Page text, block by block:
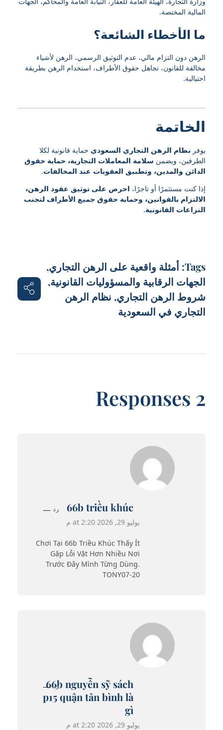
المالية المختصة.
ما الأخطاء الشائعة؟
الرهن دون التزام مالي، عدم التوثيق الرسمي، الرهن لأشياء
مخالفة للقانون، تجاهل حقوق الأطراف، استخدام الرهن بطريقة
احتيالية.
الخاتمة
يوفر نظام الرهن التجاري السعودي حماية قانونية لكلا
الطرفين، ويضمن سلامة المعاملات التجارية، حماية حقوق
الدائن والمدين، وتطبيق العقوبات عند المخالفات.
إذا كنت مستثمرًا أو تاجرًا، احرص على توثيق عقود الرهن،
الالتزام بالقوانين، وحماية حقوق جميع الأطراف لتجنب
النزاعات القانونية.
Tags: أمثلة واقعية على الرهن التجاري,
الجهات الرقابية والمسؤوليات القانونية,
شروط الرهن التجاري, نظام الرهن
التجاري في السعودية
2 Responses
66b triều khúc
يوليو 29, 2026 at 2:20 م
Chơi Tại 66b Triều Khúc Thấy Ít
Gặp Lỗi Vặt Hơn Nhiều Nơi
Trước Đây Mình Từng Dùng.
TONY07-20
رد
66b nguyễn sỹ sách
p15 quận tân bình là
gì
يوليو 29, 2026 at 2:20 م
رد